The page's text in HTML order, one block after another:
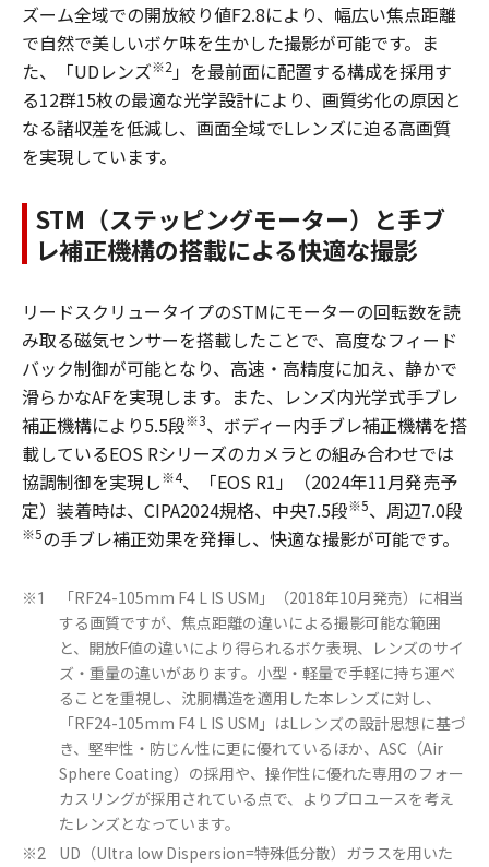
ズーム全域での開放絞り値F2.8により、幅広い焦点距離
で自然で美しいボケ味を生かした撮影が可能です。ま
た、「UDレンズ※2」を最前面に配置する構成を採用す
る12群15枚の最適な光学設計により、画質劣化の原因と
なる諸収差を低減し、画面全域でLレンズに迫る高画質
を実現しています。
STM（ステッピングモーター）と手ブ
レ補正機構の搭載による快適な撮影
リードスクリュータイプのSTMにモーターの回転数を読
み取る磁気センサーを搭載したことで、高度なフィード
バック制御が可能となり、高速・高精度に加え、静かで
滑らかなAFを実現します。また、レンズ内光学式手ブレ
補正機構により5.5段※3、ボディー内手ブレ補正機構を搭
載しているEOS Rシリーズのカメラとの組み合わせでは
協調制御を実現し※4、「EOS R1」（2024年11月発売予
定）装着時は、CIPA2024規格、中央7.5段※5、周辺7.0段
※5の手ブレ補正効果を発揮し、快適な撮影が可能です。
※1
「RF24-105mm F4 L IS USM」（2018年10月発売）に相当
する画質ですが、焦点距離の違いによる撮影可能な範囲
と、開放F値の違いにより得られるボケ表現、レンズのサイ
ズ・重量の違いがあります。小型・軽量で手軽に持ち運べ
ることを重視し、沈胴構造を適用した本レンズに対し、
「RF24-105mm F4 L IS USM」はLレンズの設計思想に基づ
き、堅牢性・防じん性に更に優れているほか、ASC（Air
Sphere Coating）の採用や、操作性に優れた専用のフォー
カスリングが採用されている点で、よりプロユースを考え
たレンズとなっています。
※2 UD（Ultra low Dispersion=特殊低分散）ガラスを用いた